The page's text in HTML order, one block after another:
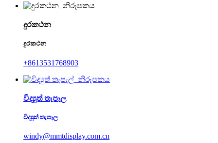
දුරකථන
දුරකථන
+8613531768903
විද්‍යුත් තැපෑල
විද්‍යුත් තැපෑල
windy@mmtdisplay.com.cn